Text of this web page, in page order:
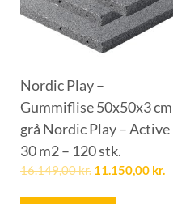
Nordic Play –
Gummiflise 50x50x3 cm
grå Nordic Play – Active
30 m2 – 120 stk.
16.149,00kr. 11.150,00 kr.